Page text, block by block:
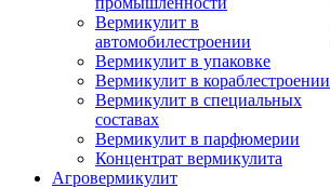
Вермикулит в
автомобилестроении
Вермикулит в упаковке
Вермикулит в кораблестроении
Вермикулит в специальных
составах
Вермикулит в парфюмерии
Концентрат вермикулита
Агровермикулит